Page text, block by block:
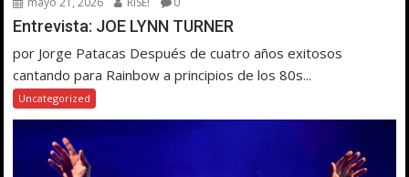
Entrevista: JOE LYNN TURNER
por Jorge Patacas Después de cuatro años exitosos
cantando para Rainbow a principios de los 80s...
Uncategorized